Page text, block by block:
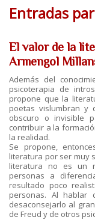
Entradas
El valor de la
Armengol
Además del
psicoterapia de
propone que la
poetas vislumbran y
obscuro o invisible
contribuir a la
la realidad.
Se propone,
literatura por ser muy
literatura no es un
personas a
resultado poco
personas. Al hablar
desaconsejarlo al
de Freud y de otros